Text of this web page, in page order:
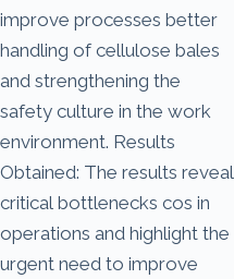
improve processes better
handling of cellulose bales
and strengthening the
safety culture in the work
environment. Results
Obtained: The results reveal
critical bottlenecks cos in
operations and highlight the
urgent need to improve